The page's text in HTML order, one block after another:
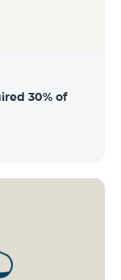
30% of